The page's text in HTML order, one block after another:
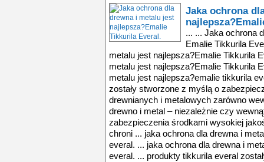
Jaka ochrona
... ... Jaka ochrona
Emalie Tikkurila
metalu jest najlepsza?Emalie Tikkurila
metalu jest najlepsza?Emalie Tikkurila
metalu jest najlepsza?emalie tikkurila
zostały stworzone z myślą o
drewnianych i metalowych zarówno
drewno i metal – niezależnie czy
zabezpieczenia środkami wysokiej
chroni ... jaka ochrona dla drewna i
everal. ... jaka ochrona dla drewna i
everal. ... produkty tikkurila everal